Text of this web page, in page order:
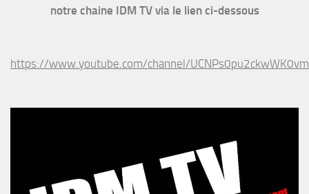
notre chaine IDM TV via le lien ci-dessous
https://www.youtube.com/channel/